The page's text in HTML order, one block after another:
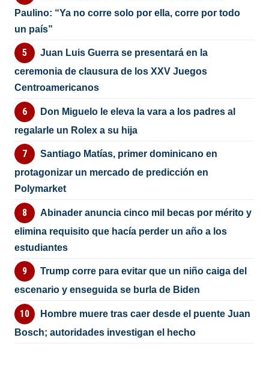
Paulino: “Ya no corre solo por ella, corre por todo
un país”
Juan Luis Guerra se presentará en la
ceremonia de clausura de los XXV Juegos
Centroamericanos
Don Miguelo le eleva la vara a los padres al
regalarle un Rolex a su hija
Santiago Matías, primer dominicano en
protagonizar un mercado de predicción en
Polymarket
Abinader anuncia cinco mil becas por mérito y
elimina requisito que hacía perder un año a los
estudiantes
Trump corre para evitar que un niño caiga del
escenario y enseguida se burla de Biden
Hombre muere tras caer desde el puente Juan
Bosch; autoridades investigan el hecho